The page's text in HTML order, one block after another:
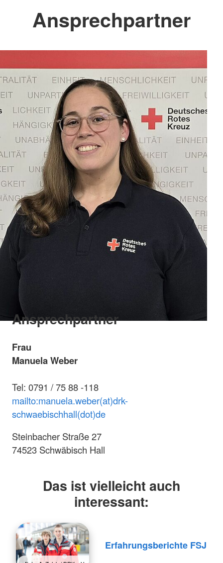
Ansprechpartner
Ansprechpartner
Frau
Manuela Weber
Tel: 0791 / 75 88 -118
mailto:manuela.weber(at)drk-
schwaebischhall(dot)de
Steinbacher Straße 27
74523 Schwäbisch Hall
Das ist vielleicht auch
interessant:
Erfahrungsberichte FSJ